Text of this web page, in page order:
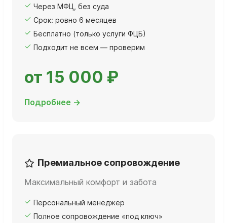
Через МФЦ, без суда
Срок: ровно 6 месяцев
Бесплатно (только услуги ФЦБ)
Подходит не всем — проверим
от 15 000 ₽
Подробнее →
Премиальное сопровождение
Максимальный комфорт и забота
Персональный менеджер
Полное сопровождение «под ключ»